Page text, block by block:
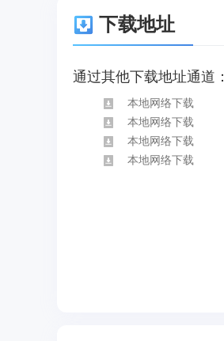
下载地址
通过其他下载地址通道：
本地网络下载
本地网络下载
本地网络下载
本地网络下载